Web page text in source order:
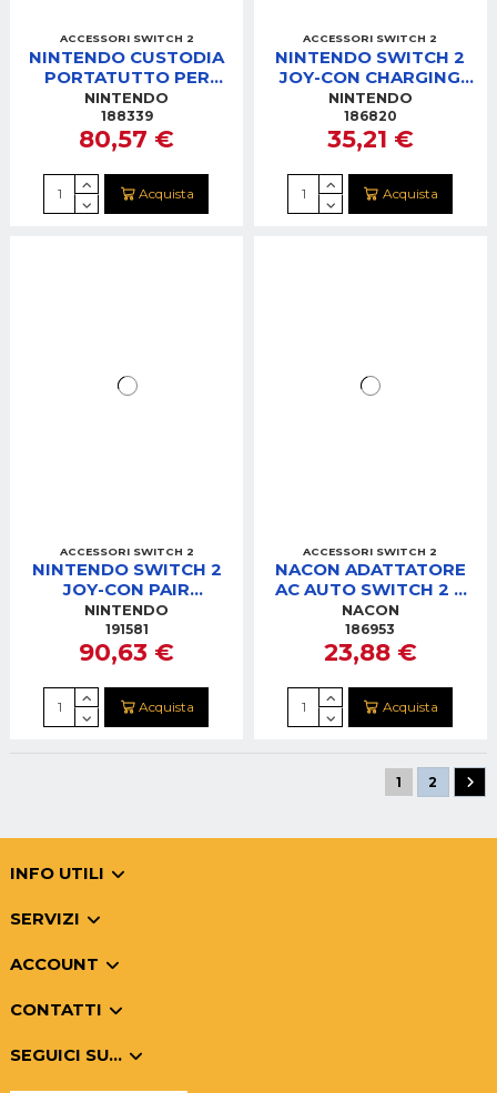
ACCESSORI SWITCH 2
NINTENDO CUSTODIA
PORTATUTTO PER
SWITCH 2
NINTENDO
188339
80,57 €
Acquista
ACCESSORI SWITCH 2
NINTENDO SWITCH 2
JOY-CON CHARGING
GRIP
NINTENDO
186820
35,21 €
Acquista
ACCESSORI SWITCH 2
NINTENDO SWITCH 2
JOY-CON PAIR
L.PURPLE-L.VIOLET
NINTENDO
191581
90,63 €
Acquista
ACCESSORI SWITCH 2
NACON ADATTATORE
AC AUTO SWITCH 2 E
TUTTE 65W
NACON
186953
23,88 €
Acquista
1 2
INFO UTILI
SERVIZI
ACCOUNT
CONTATTI
SEGUICI SU...